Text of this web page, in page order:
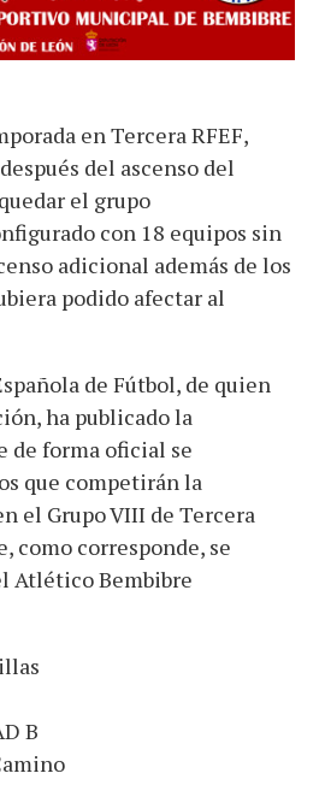
en Tercera RFEF,
del ascenso del
el grupo
con 18 equipos sin
adicional además de los
podido afectar al
de Fútbol, de quien
ha publicado la
de forma oficial se
que competirán la
el Grupo VIII de Tercera
como corresponde, se
Atlético Bembibre
B